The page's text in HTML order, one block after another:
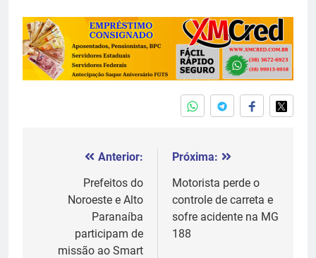
Navegação
Anterior:
Prefeitos do
Noroeste e Alto
Paranaíba
participam de
missão ao Smart
Próxima:
Motorista perde o
controle de carreta e
sofre acidente na MG
188